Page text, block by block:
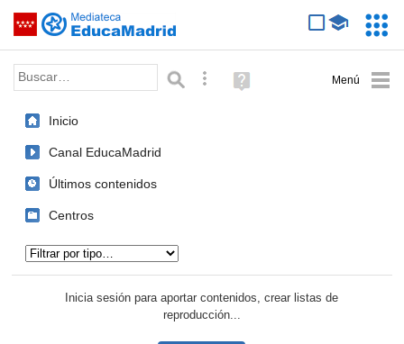
Saltar navegación
Palabra o frase: Búsqueda avanzada
Ayuda
(en
Inicio
Canal EducaMadrid
Últimos contenidos
Centros
Inicia sesión para aportar contenidos, crear listas de
reproducción...